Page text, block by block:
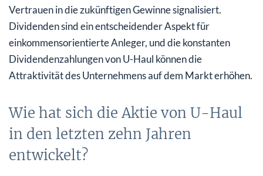
Vertrauen in die zukünftigen Gewinne signalisiert.
Dividenden sind ein entscheidender Aspekt für
einkommensorientierte Anleger, und die konstanten
Dividendenzahlungen von U-Haul können die
Attraktivität des Unternehmens auf dem Markt erhöhen.
Wie hat sich die Aktie von U-Haul
in den letzten zehn Jahren
entwickelt?